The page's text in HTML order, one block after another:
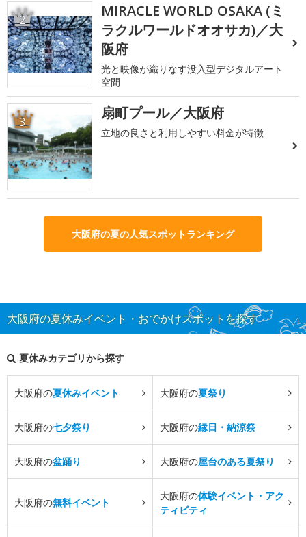
2
MIRACLE WORLD OSAKA (ミ
ラクルワールドオオサカ)／大
阪府
光と映像が織りなす没入型デジタルアート
空間
3 扇町プール／大阪府
立地の良さと利用しやすい料金が特徴
大阪府の夏の人気スポットランキング
大阪府の夏休みイベント・おでかけスポットを探す
夏休みカテゴリから探す
大阪府の夏休みイベント 大阪府の夏祭り
大阪府の七夕祭り 大阪府の縁日・納涼祭
大阪府の盆踊り 大阪府の屋台のある夏祭り
大阪府の無料イベント
大阪府の体験イベント・アク
ティビティ